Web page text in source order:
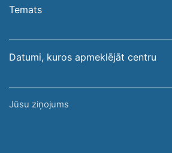
pasta
Temats
Datumi, kuros apmeklējāt centru
Jūsu